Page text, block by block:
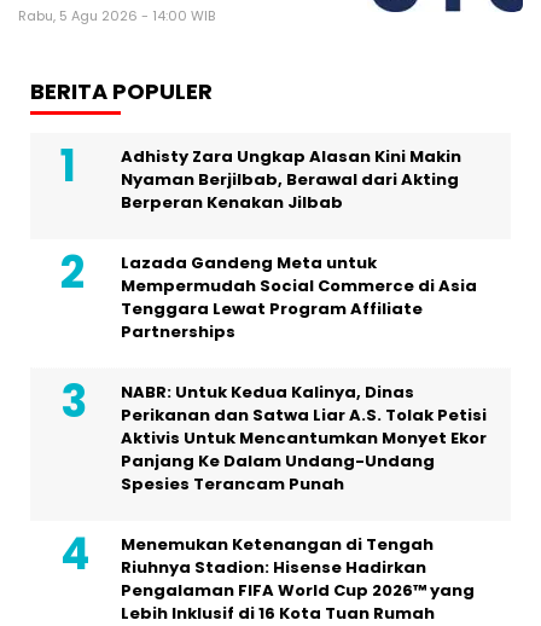
Rabu, 5 Agu 2026 - 14:00 WIB
BERITA POPULER
Adhisty Zara Ungkap Alasan Kini Makin
Nyaman Berjilbab, Berawal dari Akting
Berperan Kenakan Jilbab
Lazada Gandeng Meta untuk
Mempermudah Social Commerce di Asia
Tenggara Lewat Program Affiliate
Partnerships
NABR: Untuk Kedua Kalinya, Dinas
Perikanan dan Satwa Liar A.S. Tolak Petisi
Aktivis Untuk Mencantumkan Monyet Ekor
Panjang Ke Dalam Undang-Undang
Spesies Terancam Punah
Menemukan Ketenangan di Tengah
Riuhnya Stadion: Hisense Hadirkan
Pengalaman FIFA World Cup 2026™ yang
Lebih Inklusif di 16 Kota Tuan Rumah